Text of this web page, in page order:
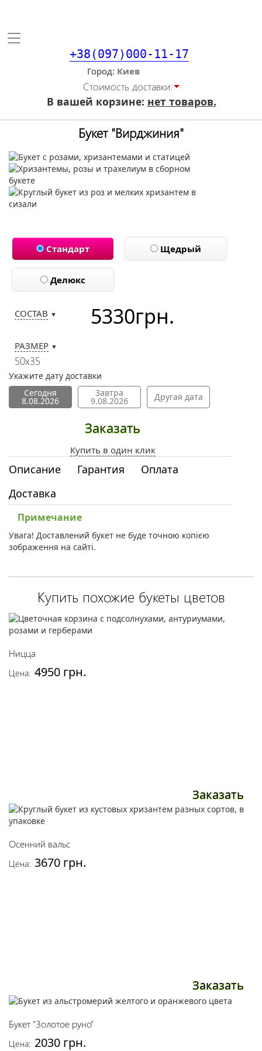
Toggle
+38(097)000-11-17
Город
Стоимость доставки:
В вашей корзине: нет товаров.
Букет "Вирджиния"
Стандарт Щедрый
Делюкс
СОСТАВ ▼
РАЗМЕР ▼
50х35
5330грн.
Укажите дату доставки
Сегодня
8.08.2026
Завтра
9.08.2026 Другая дата
Заказать
Купить в один клик
Описание Гарантия
Оплата
Доставка
Примечание
Увага! Доставлений букет не буде точною копією
зображення на сайті.
Купить похожие букеты цветов
Ницца
Цена: 4950 грн.
Заказать
Осенний вальс
Цена: 3670 грн.
Заказать
Букет "Золотое руно"
Цена: 2030 грн.